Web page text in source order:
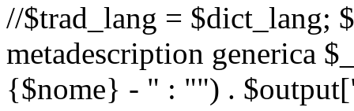
//$trad_lang = $dict_lang;
metadescription generica
{$nome} - " : "") .